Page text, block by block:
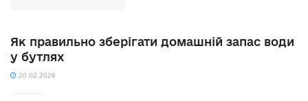
Як правильно зберігати домашній запас води
у бутлях
20.02.2026